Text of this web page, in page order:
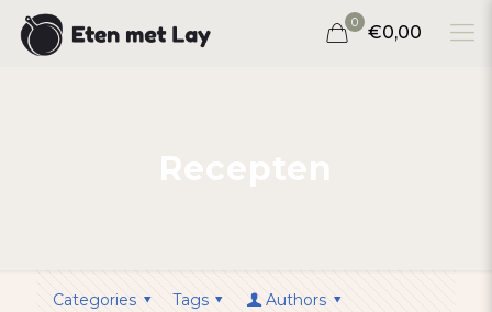
0 €0,00
Categories Tags
Authors